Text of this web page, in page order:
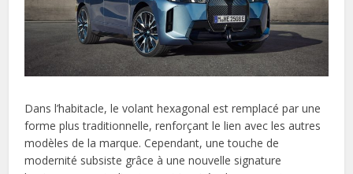
Dans l’habitacle, le volant hexagonal est remplacé par une
forme plus traditionnelle, renforçant le lien avec les autres
modèles de la marque. Cependant, une touche de
modernité subsiste grâce à une nouvelle signature